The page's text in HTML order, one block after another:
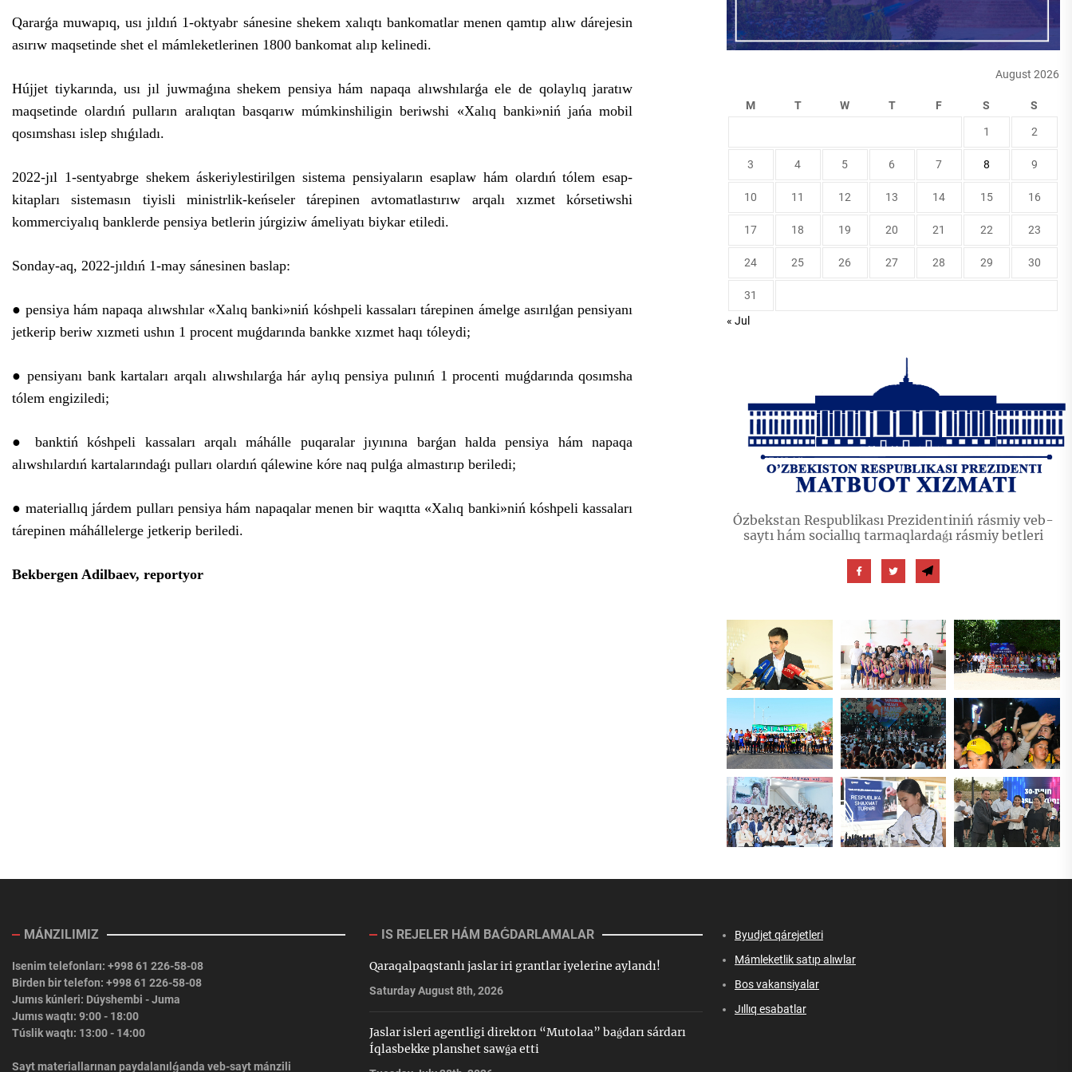
Qararǵa muwapıq, usı jıldıń 1-oktyabr sánesine shekem xalıqtı bankomatlar menen qamtıp alıw dárejesin
asırıw maqsetinde shet el mámleketlerinen 1800 bankomat alıp kelinedi.
Hújjet tiykarında, usı jıl juwmaǵına shekem pensiya hám napaqa alıwshılarǵa ele de qolaylıq jaratıw
maqsetinde olardıń pulların aralıqtan basqarıw múmkinshiligin beriwshi «Xalıq banki»niń jańa mobil
qosımshası islep shıǵıladı.
2022-jıl 1-sentyabrge shekem áskeriylestirilgen sistema pensiyaların esaplaw hám olardıń tólem esap-
kitapları sistemasın tiyisli ministrlik-keńseler tárepinen avtomatlastırıw arqalı xızmet kórsetiwshi
kommerciyalıq banklerde pensiya betlerin júrgiziw ámeliyatı biykar etiledi.
Sonday-aq, 2022-jıldıń 1-may sánesinen baslap:
● pensiya hám napaqa alıwshılar «Xalıq banki»niń kóshpeli kassaları tárepinen ámelge asırılǵan pensiyanı
jetkerip beriw xızmeti ushın 1 procent muǵdarında bankke xızmet haqı tóleydi;
● pensiyanı bank kartaları arqalı alıwshılarǵa hár aylıq pensiya pulınıń 1 procenti muǵdarında qosımsha
tólem engiziledi;
● banktiń kóshpeli kassaları arqalı máhálle puqaralar jıyınına barǵan halda pensiya hám napaqa
alıwshılardıń kartalarındaǵı pulları olardıń qálewine kóre naq pulǵa almastırıp beriledi;
● materiallıq járdem pulları pensiya hám napaqalar menen bir waqıtta «Xalıq banki»niń kóshpeli kassaları
tárepinen máhállelerge jetkerip beriledi.
Bekbergen Adilbaev, reportyor
August 2026
M T W T F S S
1 2
3 4 5 6 7 8 9
10 11 12 13 14 15 16
17 18 19 20 21 22 23
24 25 26 27 28 29 30
31
« Jul
Ózbekstan Respublikası Prezidentiniń rásmiy veb-
saytı hám sociallıq tarmaqlardaǵı rásmiy betleri
MÁNZILIMIZ
Isenim telefonları: +998 61 226-58-08
Birden bir telefon: +998 61 226-58-08
Jumıs kúnleri: Dúyshembi - Juma
Jumıs waqtı: 9:00 - 18:00
Túslik waqtı: 13:00 - 14:00
Sayt materiallarınan paydalanılǵanda veb-sayt mánzili
IS REJELER HÁM BAǴDARLAMALAR
Qaraqalpaqstanlı jaslar iri grantlar iyelerine aylandı!
Saturday August 8th, 2026
Jaslar isleri agentligi direktorı “Mutolaa” baǵdarı sárdarı
Íqlasbekke planshet sawǵa etti
Byudjet qárejetleri
Mámleketlik satıp alıwlar
Bos vakansiyalar
Jıllıq esabatlar